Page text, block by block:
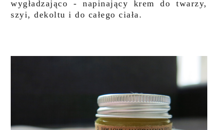
wygładzająco - napinający krem do twarzy,
szyi, dekoltu i do całego ciała.